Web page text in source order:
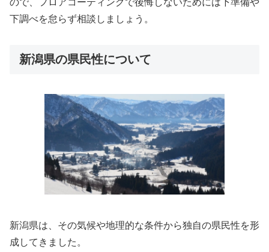
ので、フロアコーティングで後悔しないためには下準備や
下調べを怠らず相談しましょう。
新潟県の県民性について
新潟県は、その気候や地理的な条件から独自の県民性を形
成してきました。